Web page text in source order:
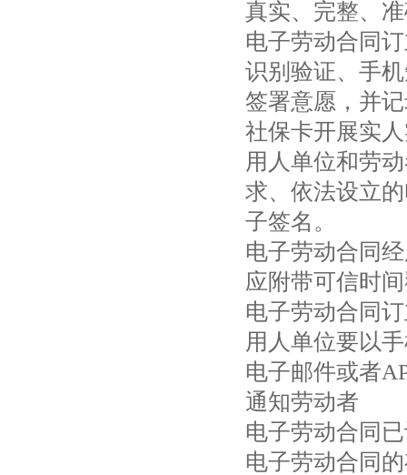
真实、完整、
电子劳动合同
识别验证、手
签署意愿，并
社保卡开展实
用人单位和劳
求、依法设立
子签名。
电子劳动合同
应附带可信时
电子劳动合同
用人单位要以
电子邮件或者
通知劳动者
电子劳动合同
电子劳动合同